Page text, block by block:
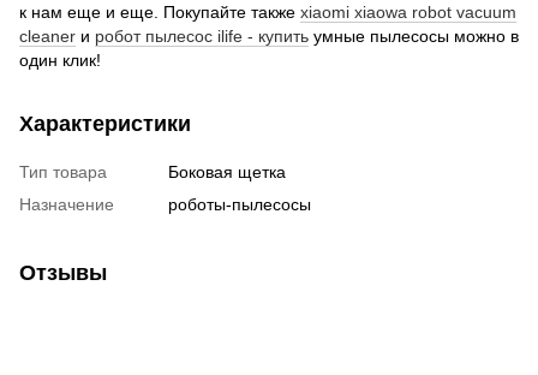
к нам еще и еще. Покупайте также xiaomi xiaowa robot vacuum
cleaner и робот пылесос ilife - купить умные пылесосы можно в
один клик!
Характеристики
Тип товара
Боковая щетка
Назначение
роботы-пылесосы
Отзывы